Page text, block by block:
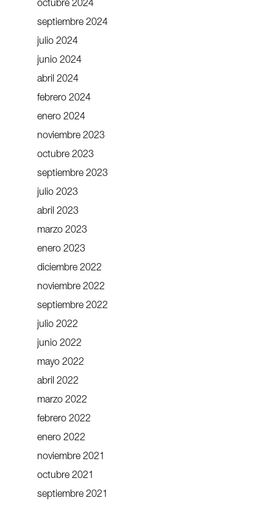
octubre 2024
septiembre 2024
julio 2024
junio 2024
abril 2024
febrero 2024
enero 2024
noviembre 2023
octubre 2023
septiembre 2023
julio 2023
abril 2023
marzo 2023
enero 2023
diciembre 2022
noviembre 2022
septiembre 2022
julio 2022
junio 2022
mayo 2022
abril 2022
marzo 2022
febrero 2022
enero 2022
noviembre 2021
octubre 2021
septiembre 2021